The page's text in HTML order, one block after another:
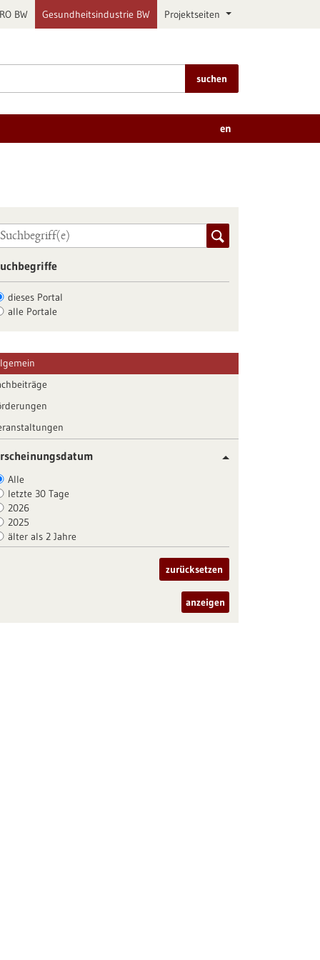
BW Gesundheitsindustrie BW Projektseiten
suchen
en
dieses Portal
alle Portale
Alle
letzte 30 Tage
2026
2025
älter als 2 Jahre
zurücksetzen
anzeigen